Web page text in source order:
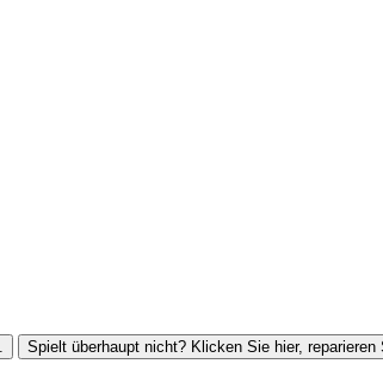
Spielt überhaupt nicht? Klicken Sie hier,